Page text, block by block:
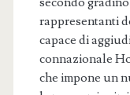
rappresentanti
capace di
connazionale
che impone un